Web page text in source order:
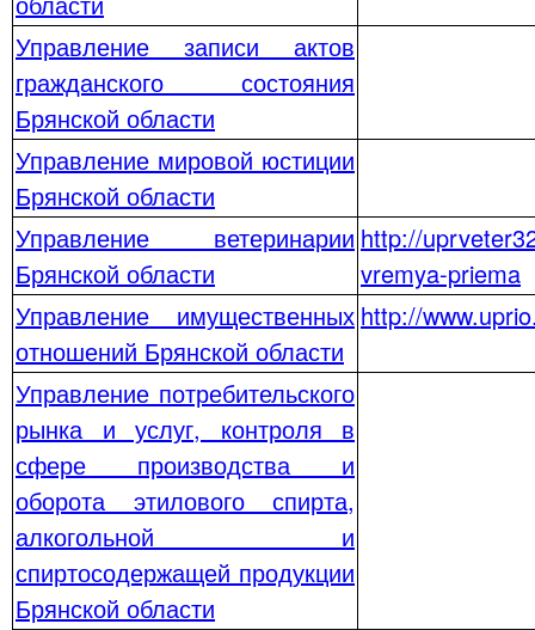
Управление записи актов
гражданского состояния
Брянской области
Управление мировой юстиции
Брянской области
Управление ветеринарии
Брянской области
http://
vremya-priema
Управление имущественных
отношений Брянской области
http://
Управление потребительского
рынка и услуг, контроля в
сфере производства и
оборота этилового спирта,
алкогольной и
спиртосодержащей продукции
Брянской области